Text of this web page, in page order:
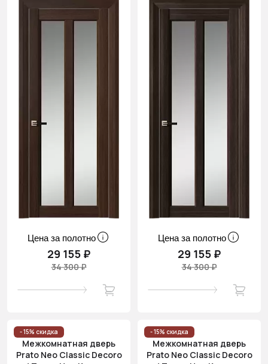
Цена за полотно
29 155 ₽
34 300 ₽
Цена за полотно
29 155 ₽
34 300 ₽
- 15% скидка
Межкомнатная дверь
Prato Neo Classic Decoro
- 15% скидка
Межкомнатная дверь
Prato Neo Classic Decoro